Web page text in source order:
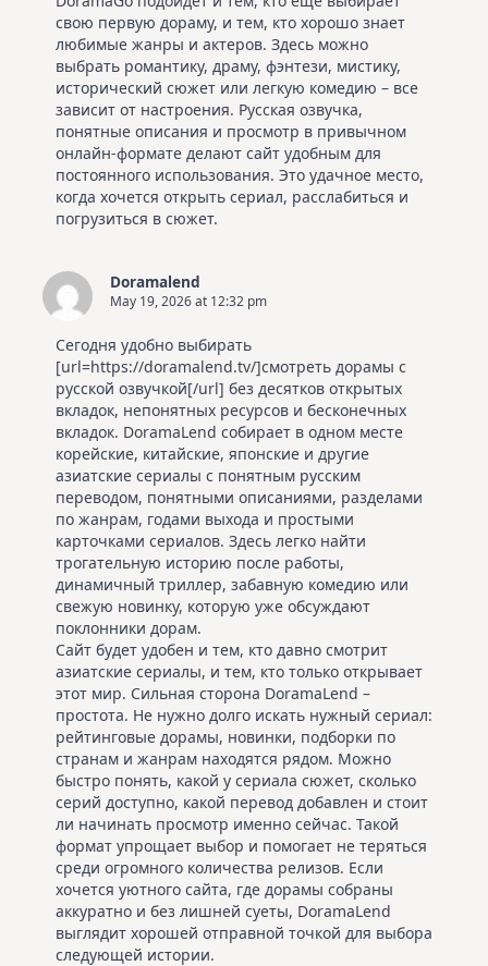
свою первую дораму, и тем, кто хорошо знает
любимые жанры и актеров. Здесь можно
выбрать романтику, драму, фэнтези, мистику,
исторический сюжет или легкую комедию – все
зависит от настроения. Русская озвучка,
понятные описания и просмотр в привычном
онлайн-формате делают сайт удобным для
постоянного использования. Это удачное место,
когда хочется открыть сериал, расслабиться и
погрузиться в сюжет.
Doramalend
May 19, 2026 at 12:32 pm
Сегодня удобно выбирать
[url=https://doramalend.tv/]смотреть дорамы с
русской озвучкой[/url] без десятков открытых
вкладок, непонятных ресурсов и бесконечных
вкладок. DoramaLend собирает в одном месте
корейские, китайские, японские и другие
азиатские сериалы с понятным русским
переводом, понятными описаниями, разделами
по жанрам, годами выхода и простыми
карточками сериалов. Здесь легко найти
трогательную историю после работы,
динамичный триллер, забавную комедию или
свежую новинку, которую уже обсуждают
поклонники дорам.
Сайт будет удобен и тем, кто давно смотрит
азиатские сериалы, и тем, кто только открывает
этот мир. Сильная сторона DoramaLend –
простота. Не нужно долго искать нужный сериал:
рейтинговые дорамы, новинки, подборки по
странам и жанрам находятся рядом. Можно
быстро понять, какой у сериала сюжет, сколько
серий доступно, какой перевод добавлен и стоит
ли начинать просмотр именно сейчас. Такой
формат упрощает выбор и помогает не теряться
среди огромного количества релизов. Если
хочется уютного сайта, где дорамы собраны
аккуратно и без лишней суеты, DoramaLend
выглядит хорошей отправной точкой для выбора
следующей истории.